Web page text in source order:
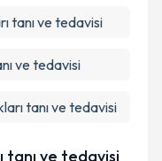
tanı ve tedavisi
ve tedavisi
tanı ve tedavisi
tanı ve tedavisi